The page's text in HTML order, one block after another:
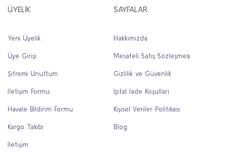
ÜYELİK
Yeni Üyelik
Üye Girişi
Şifremi Unuttum
İletişim Formu
Havale Bildirim Formu
Kargo Takibi
İletişim
SAYFALAR
Hakkımızda
Mesafeli Satış Sözleşmesi
Gizlilik ve Güvenlik
İptal İade Koşullari
Kişisel Veriler Politikası
Blog